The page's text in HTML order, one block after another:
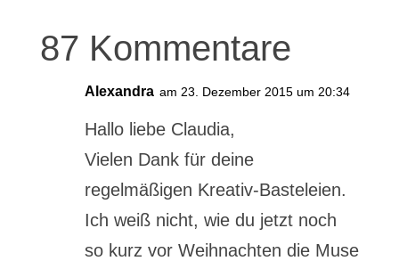
87 Kommentare
Alexandra am 23. Dezember 2015 um 20:34
Hallo liebe Claudia,
Vielen Dank für deine
regelmäßigen Kreativ-Basteleien.
Ich weiß nicht, wie du jetzt noch
so kurz vor Weihnachten die Muse